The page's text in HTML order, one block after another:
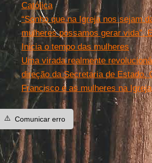
Católica
“Sonho que na Igreja nos sejam
mulheres possamos gerar vida”.
Inicia o tempo das mulheres
Uma virada realmente
direção da Secretaria de Estado.
Francisco e as mulheres na Igreja
⚠️ Comunicar erro